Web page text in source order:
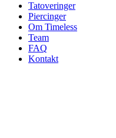
Tatoveringer
Piercinger
Om Timeless
Team
FAQ
Kontakt